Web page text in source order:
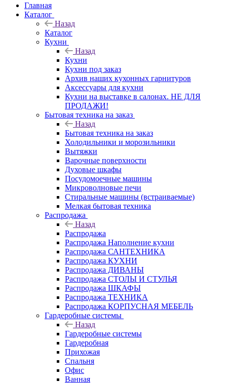
Главная
Каталог
Назад
Каталог
Кухни
Назад
Кухни
Кухни под заказ
Архив наших кухонных гарнитуров
Аксессуары для кухни
Кухни на выставке в салонах. НЕ ДЛЯ
ПРОДАЖИ!
Бытовая техника на заказ
Назад
Бытовая техника на заказ
Холодильники и морозильники
Вытяжки
Варочные поверхности
Духовые шкафы
Посудомоечные машины
Микроволновые печи
Стиральные машины (встраиваемые)
Мелкая бытовая техника
Распродажа
Назад
Распродажа
Распродажа Наполнение кухни
Распродажа САНТЕХНИКА
Распродажа КУХНИ
Распродажа ДИВАНЫ
Распродажа СТОЛЫ И СТУЛЬЯ
Распродажа ШКАФЫ
Распродажа ТЕХНИКА
Распродажа КОРПУСНАЯ МЕБЕЛЬ
Гардеробные системы
Назад
Гардеробные системы
Гардеробная
Прихожая
Спальня
Офис
Ванная